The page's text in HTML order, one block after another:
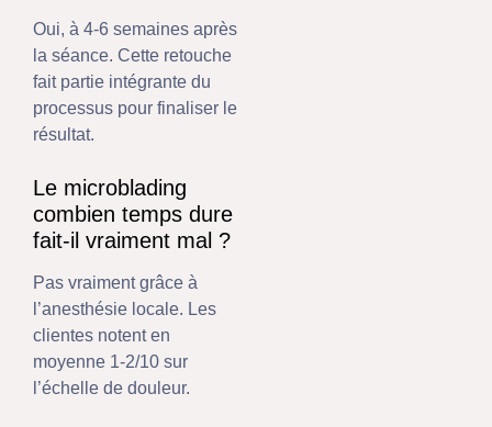
Oui, à 4-6 semaines après
la séance. Cette retouche
fait partie intégrante du
processus pour finaliser le
résultat.
Le microblading
combien temps dure
fait-il vraiment mal ?
Pas vraiment grâce à
l’anesthésie locale. Les
clientes notent en
moyenne 1-2/10 sur
l’échelle de douleur.